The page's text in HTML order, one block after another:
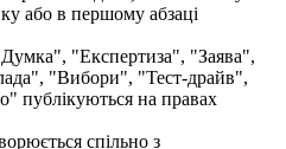
або в першому абзаці
"Експертиза", "Заява",
"Вибори", "Тест-драйв",
публікуються на правах
спільно з